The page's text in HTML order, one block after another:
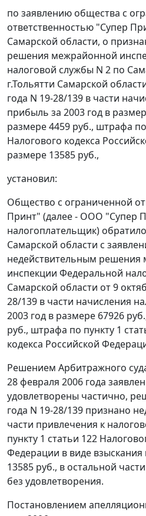
по заявлению общества с
ответственностью "Супер
Самарской области, о
решения межрайонной
налоговой службы N 2 по
г.Тольятти Самарской
года N 19-28/139 в части
прибыль за 2003 год в
размере 4459 руб., штрафа по
Налогового кодекса
размере 13585 руб.,
установил:
Общество с ограниченной
Принт" (далее - ООО "Супер
налогоплательщик)
Самарской области с
недействительным
инспекции Федеральной
Самарской области от 9
28/139 в части начисления
2003 год в размере 67926
руб., штрафа по пункту 1
кодекса Российской
Решением Арбитражного
28 февраля 2006 года
удовлетворены частично,
года N 19-28/139 признано
части привлечения к
пункту 1 статьи 122
Федерации в виде
13585 руб., в остальной
без удовлетворения.
Постановлением